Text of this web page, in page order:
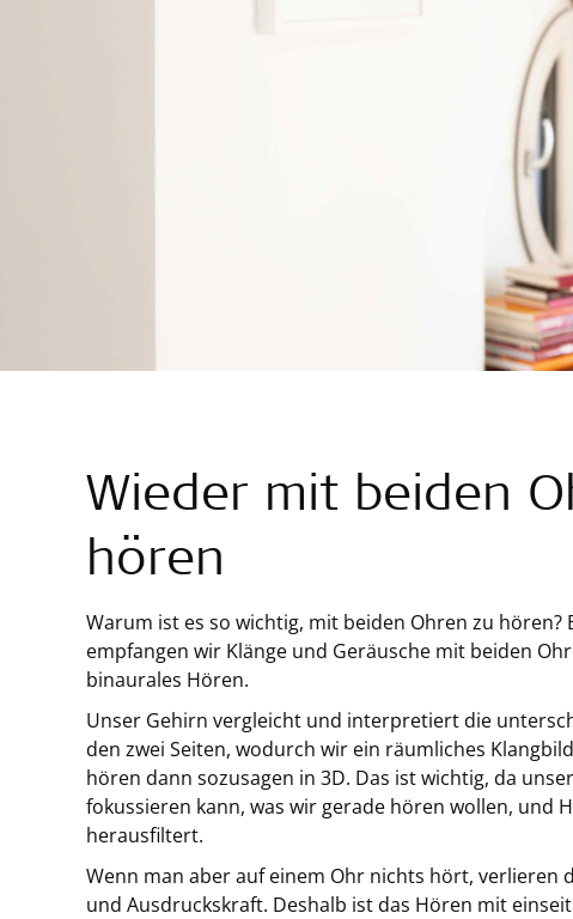
Wieder mit beiden
hören
Warum ist es so wichtig, mit beiden Ohren zu
empfangen wir Klänge und Geräusche mit beiden
binaurales Hören.
Unser Gehirn vergleicht und interpretiert die
den zwei Seiten, wodurch wir ein räumliches
hören dann sozusagen in 3D. Das ist wichtig, da
fokussieren kann, was wir gerade hören wollen, und
herausfiltert.
Wenn man aber auf einem Ohr nichts hört, verlieren
und Ausdruckskraft. Deshalb ist das Hören mit